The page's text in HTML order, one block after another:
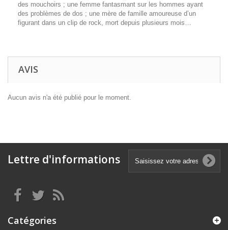
des mouchoirs ; une femme fantasmant sur les hommes ayant
des problèmes de dos ; une mère de famille amoureuse d’un
figurant dans un clip de rock, mort depuis plusieurs mois…
AVIS
Aucun avis n'a été publié pour le moment.
Lettre d'informations
Catégories